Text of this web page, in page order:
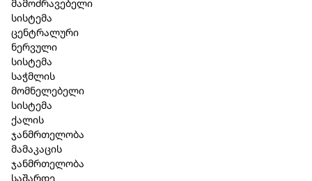
მამოძრავებელი
სისტემა
ცენტრალური
ნერვული
სისტემა
საჭმლის
მომნელებელი
სისტემა
ქალის
ჯანმრთელობა
მამაკაცის
ჯანმრთელობა
საშარდე